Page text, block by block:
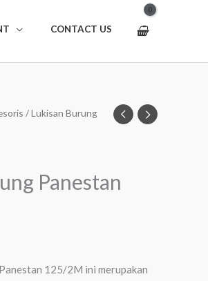
CONTACT US
/ Lukisan Burung
Panestan
125/2M ini merupakan